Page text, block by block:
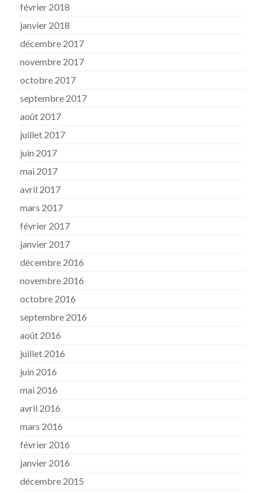
février 2018
janvier 2018
décembre 2017
novembre 2017
octobre 2017
septembre 2017
août 2017
juillet 2017
juin 2017
mai 2017
avril 2017
mars 2017
février 2017
janvier 2017
décembre 2016
novembre 2016
octobre 2016
septembre 2016
août 2016
juillet 2016
juin 2016
mai 2016
avril 2016
mars 2016
février 2016
janvier 2016
décembre 2015